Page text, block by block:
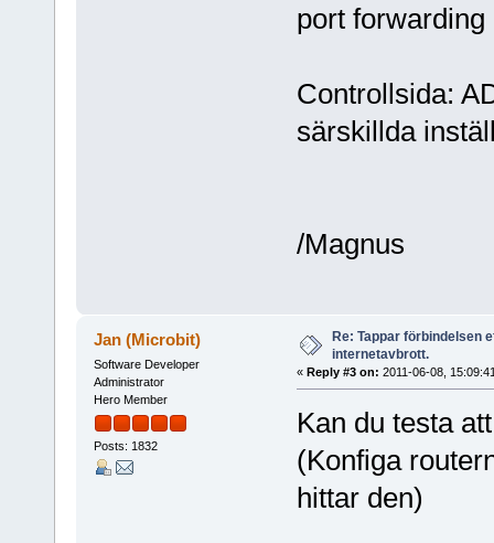
port
Controllsida:
särskillda
/Magnus
Jan (Microbit)
Software Developer
Administrator
Hero Member
Posts: 1832
Re: Tappar förbindelsen
internetavbrott.
« Reply #3 on: 2011-06-08,
Kan du testa
(Konfiga
hittar den)